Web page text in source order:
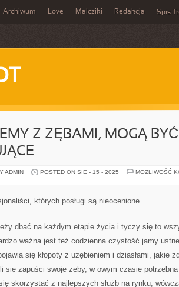
Archiwum Love Malcziki Redakcja Spis
Z ZĘBAMI, MOGĄ
ADMIN POSTED ON SIE - 15 - 2025
MOŻLIWOŚĆ
których posługi są nieocenione
dbać na każdym etapie życia i tyczy się to
ważna jest też codzienna czystość jamy
się kłopoty z uzębieniem i dziąsłami, jakie
się zapuści swoje zęby, w owym czasie
skorzystać z najlepszych służb na rynku,